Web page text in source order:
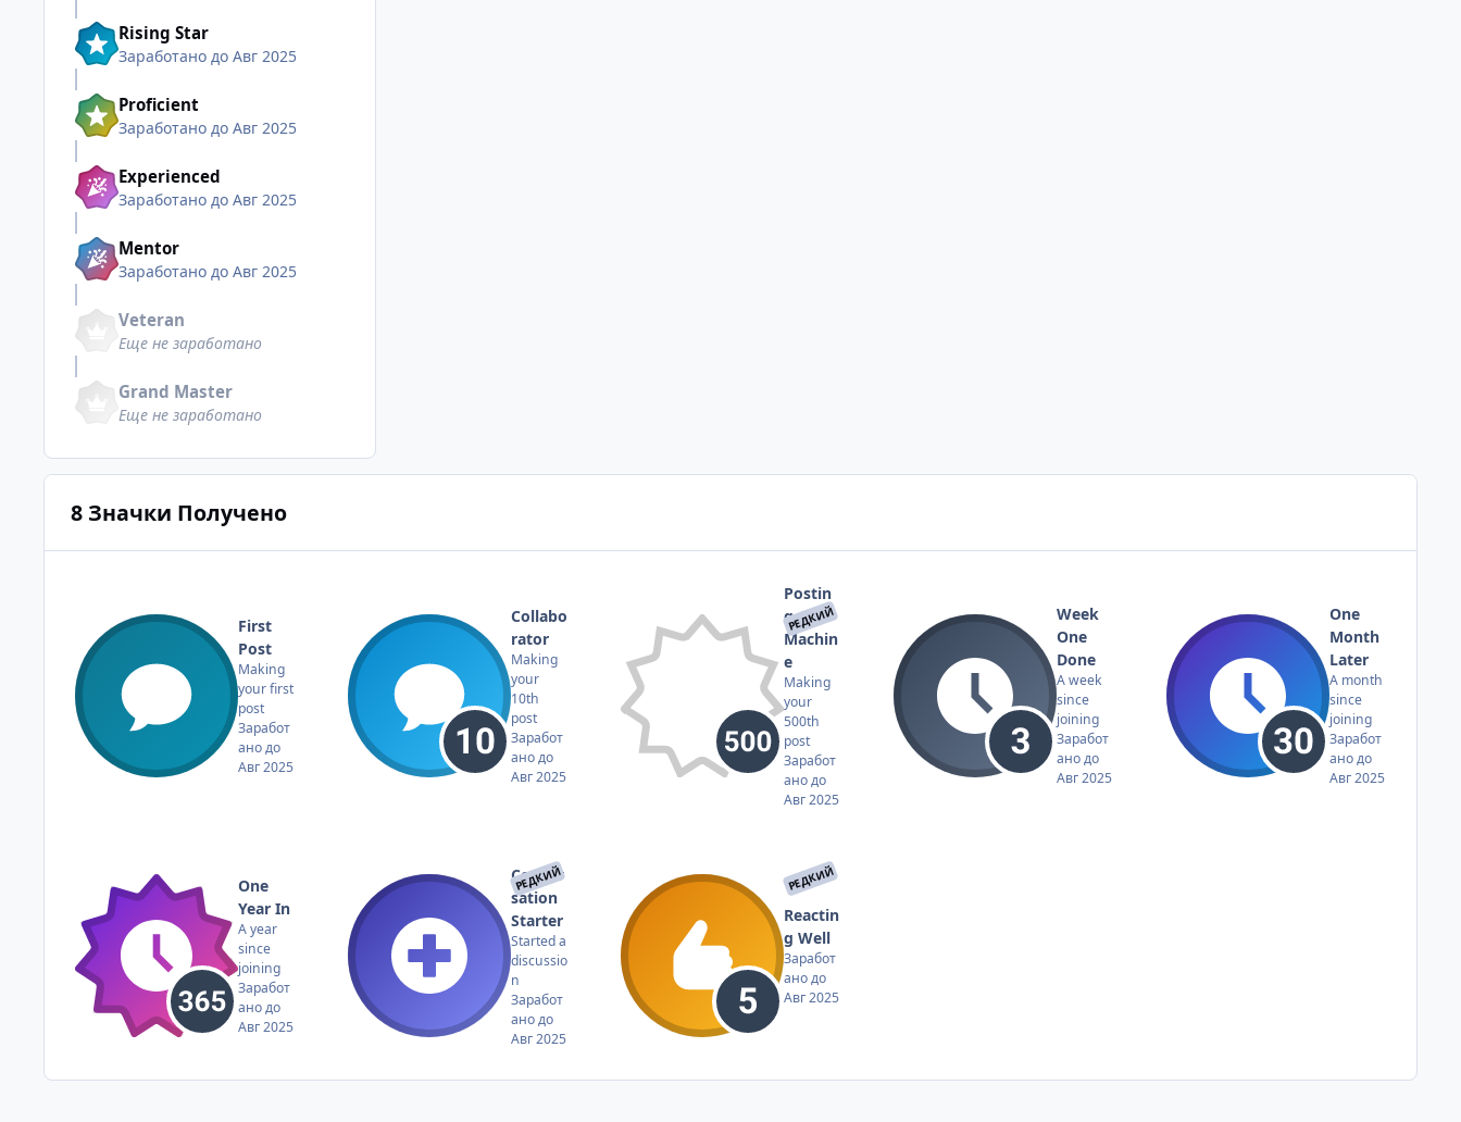
Rising Star
Заработано до Авг 2025
Proficient
Заработано до Авг 2025
Experienced
Заработано до Авг 2025
Mentor
Заработано до Авг 2025
Veteran
Еще не заработано
Grand Master
Еще не заработано
8 Значки Получено
First
Post
Making
your first
post
Заработ
ано до
Авг 2025
Collabo
rator
Making
your
10th
post
Заработ
ано до
Авг 2025
РЕДКИЙ
Postin
g
Machin
e
Making
your
500th
post
Заработ
ано до
Авг 2025
Week
One
Done
A week
since
joining
Заработ
ано до
Авг 2025
One
Month
Later
A month
since
joining
Заработ
ано до
Авг 2025
One
Year In
A year
since
joining
Заработ
ано до
Авг 2025
РЕДКИЙ
Conver
sation
Starter
Started a
discussio
n
Заработ
ано до
Авг 2025
РЕДКИЙ
Reactin
g Well
Заработ
ано до
Авг 2025